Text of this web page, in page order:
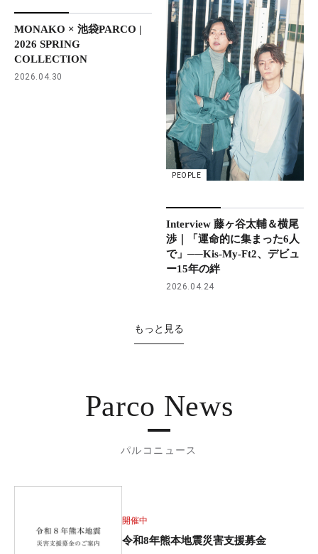
MONAKO × 池袋PARCO |
2026 SPRING
COLLECTION
2026.04.30
PEOPLE
Interview 藤ヶ谷太輔＆横尾
渉｜「運命的に集まった6人
で」──Kis-My-Ft2、デビュ
ー15年の絆
2026.04.24
もっと見る
Parco News
パルコニュース
開催中
令和8年熊本地震災害支援募金